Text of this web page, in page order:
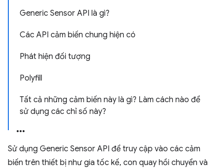
Generic Sensor API là gì?
Các API cảm biến chung hiện có
Phát hiện đối tượng
Polyfill
Tất cả những cảm biến này là gì? Làm cách nào để
sử dụng các chỉ số này?
Sử dụng Generic Sensor API để truy cập vào các cảm
biến trên thiết bị như gia tốc kế, con quay hồi chuyển và